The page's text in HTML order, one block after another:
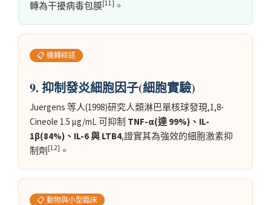
轉為干擾病毒包膜[11] 。
📋 機轉綜述
9. 抑制發炎細胞因子(細胞實驗)
Juergens 等人(1998)研究人類淋巴單核球發現,1,8-
Cineole 1.5 μg/mL 可抑制 TNF-α(達 99%)、IL-
1β(84%)、IL-6 與 LTB4,證實其為強效的細胞激素抑
制劑[12] 。
📋 動物與小型臨床